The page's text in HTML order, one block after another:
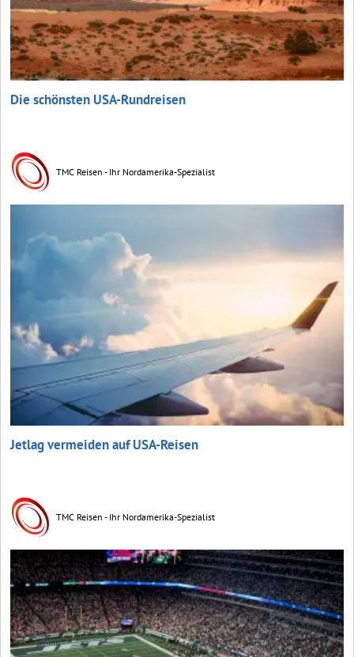
Die schönsten USA-Rundreisen
TMC Reisen - Ihr Nordamerika-Spezialist
Jetlag vermeiden auf USA-Reisen
TMC Reisen - Ihr Nordamerika-Spezialist